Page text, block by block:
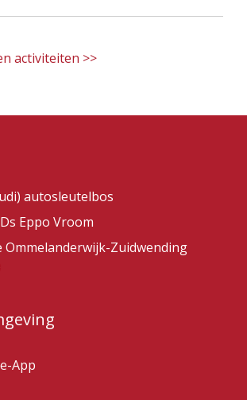
activiteiten >>
autosleutelbos
Eppo Vroom
Ommelanderwijk-Zuidwending
App